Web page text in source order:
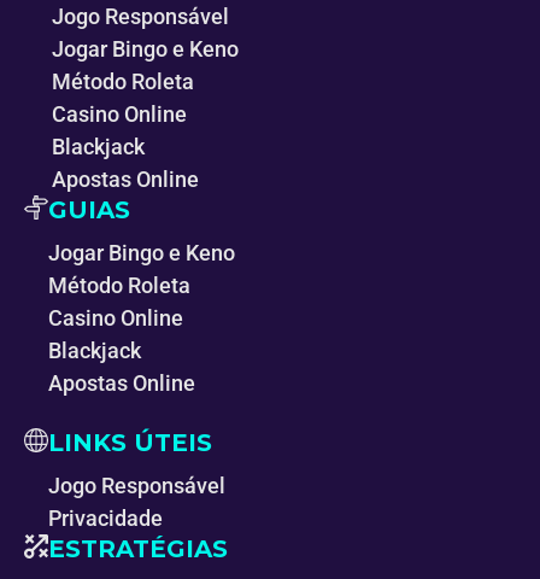
Jogo Responsável
Jogar Bingo e Keno
Método Roleta
Casino Online
Blackjack
Apostas Online
GUIAS
Jogar Bingo e Keno
Método Roleta
Casino Online
Blackjack
Apostas Online
LINKS ÚTEIS
Jogo Responsável
Privacidade
ESTRATÉGIAS